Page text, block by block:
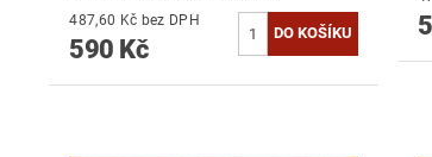
487,60 Kč bez DPH
590 Kč